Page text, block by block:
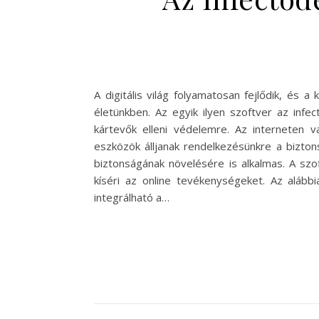
A digitális világ folyamatosan fejlődik, és a
életünkben. Az egyik ilyen szoftver az
kártevők elleni védelemre. Az interneten
eszközök álljanak rendelkezésünkre a
biztonságának növelésére is alkalmas. A
kíséri az online tevékenységeket. Az
integrálható a…